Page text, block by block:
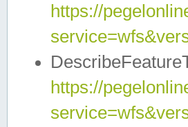
https://
https://